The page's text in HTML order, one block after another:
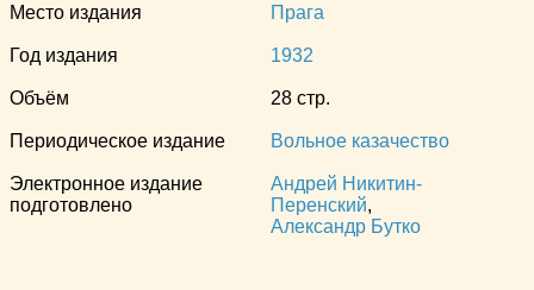
Место издания Прага
Год издания 1932
Объём 28 стр.
Периодическое издание Вольное казачество
Электронное издание
подготовлено
Андрей Никитин-
Перенский,
Александр Бутко